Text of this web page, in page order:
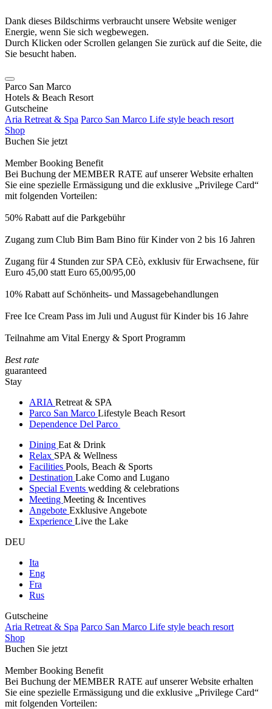
Dank dieses Bildschirms verbraucht unsere Website weniger
Energie, wenn Sie sich wegbewegen.
Durch Klicken oder Scrollen gelangen Sie zurück auf die Seite, die
Sie besucht haben.
Parco San Marco
Hotels & Beach Resort
Gutscheine
Aria Retreat & Spa Parco San Marco Life style beach resort
Shop
Buchen Sie jetzt
Member Booking Benefit
Bei Buchung der MEMBER RATE auf unserer Website erhalten
Sie eine spezielle Ermässigung und die exklusive „Privilege Card“
mit folgenden Vorteilen:
50% Rabatt auf die Parkgebühr
Zugang zum Club Bim Bam Bino für Kinder von 2 bis 16 Jahren
Zugang für 4 Stunden zur SPA CEò, exklusiv für Erwachsene, für
Euro 45,00 statt Euro 65,00/95,00
10% Rabatt auf Schönheits- und Massagebehandlungen
Free Ice Cream Pass im Juli und August für Kinder bis 16 Jahre
Teilnahme am Vital Energy & Sport Programm
Best rate
guaranteed
Stay
ARIA Retreat & SPA
Parco San Marco Lifestyle Beach Resort
Dependence Del Parco
Dining Eat & Drink
Relax SPA & Wellness
Facilities Pools, Beach & Sports
Destination Lake Como and Lugano
Special Events wedding & celebrations
Meeting Meeting & Incentives
Angebote Exklusive Angebote
Experience Live the Lake
DEU
Ita
Eng
Fra
Rus
Gutscheine
Aria Retreat & Spa Parco San Marco Life style beach resort
Shop
Buchen Sie jetzt
Member Booking Benefit
Bei Buchung der MEMBER RATE auf unserer Website erhalten
Sie eine spezielle Ermässigung und die exklusive „Privilege Card“
mit folgenden Vorteilen: